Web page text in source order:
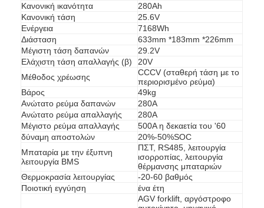
Κανονική ικανότητα
280Ah
Κανονική τάση
25.6V
Ενέργεια
7168Wh
Διάσταση
633mm *183mm *226mm
Μέγιστη τάση δαπανών
29.2V
Ελάχιστη τάση απαλλαγής (β)
20V
Μέθοδος χρέωσης
CCCV (σταθερή τάση με το
περιορισμένο ρεύμα)
Βάρος
49kg
Ανώτατο ρεύμα δαπανών
280A
Ανώτατο ρεύμα απαλλαγής
280A
Μέγιστο ρεύμα απαλλαγής
500A η δεκαετία του '60
δύναμη αποστολών
20%-50%SOC
Μπαταρία με την έξυπνη
λειτουργία BMS
ΠΣΤ, RS485, λειτουργία
ισορροπίας, λειτουργία
θέρμανσης μπαταριών
Θερμοκρασία λειτουργίας
-20-60 βαθμός
Ποιοτική εγγύηση
ένα έτη
AGV forklift, αργόστροφο